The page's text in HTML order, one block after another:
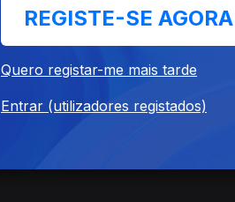
REGISTE-SE AGORA
Quero registar-me mais tarde
Entrar (utilizadores registados)